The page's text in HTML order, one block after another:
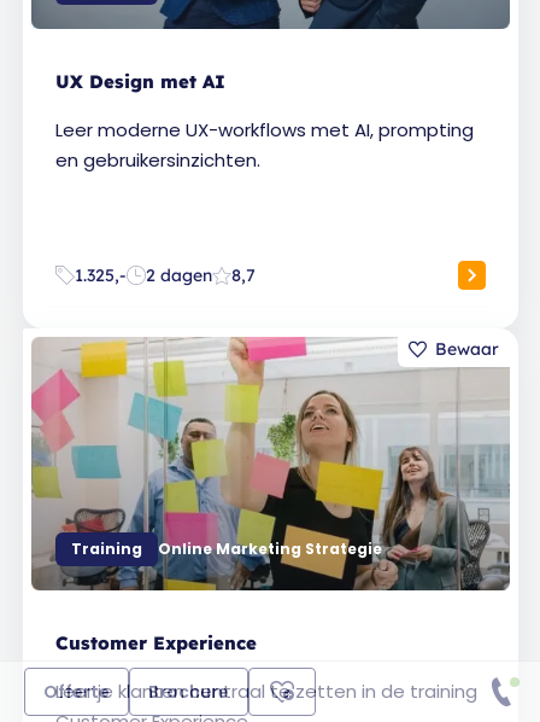
Offerte Brochure
UX Design met AI
Leer moderne UX-workflows met AI, prompting
en gebruikersinzichten.
1.325,- 2 dagen 8,7
Training Online Marketing Strategie
Customer Experience
Leer je klanten centraal te zetten in de training